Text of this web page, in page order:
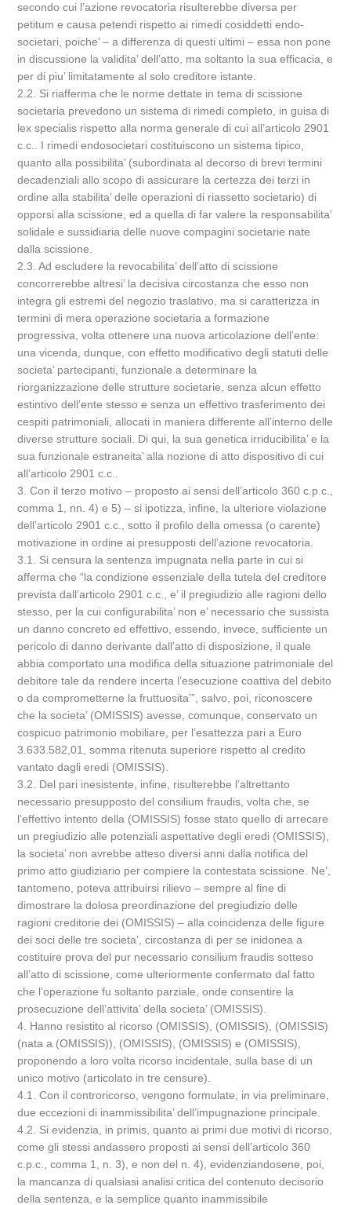
secondo cui l’azione revocatoria risulterebbe diversa per
petitum e causa petendi rispetto ai rimedi cosiddetti endo-
societari, poiche’ – a differenza di questi ultimi – essa non pone
in discussione la validita’ dell’atto, ma soltanto la sua efficacia, e
per di piu’ limitatamente al solo creditore istante.
2.2. Si riafferma che le norme dettate in tema di scissione
societaria prevedono un sistema di rimedi completo, in guisa di
lex specialis rispetto alla norma generale di cui all’articolo 2901
c.c.. I rimedi endosocietari costituiscono un sistema tipico,
quanto alla possibilita’ (subordinata al decorso di brevi termini
decadenziali allo scopo di assicurare la certezza dei terzi in
ordine alla stabilita’ delle operazioni di riassetto societario) di
opporsi alla scissione, ed a quella di far valere la responsabilita’
solidale e sussidiaria delle nuove compagini societarie nate
dalla scissione.
2.3. Ad escludere la revocabilita’ dell’atto di scissione
concorrerebbe altresi’ la decisiva circostanza che esso non
integra gli estremi del negozio traslativo, ma si caratterizza in
termini di mera operazione societaria a formazione
progressiva, volta ottenere una nuova articolazione dell’ente:
una vicenda, dunque, con effetto modificativo degli statuti delle
societa’ partecipanti, funzionale a determinare la
riorganizzazione delle strutture societarie, senza alcun effetto
estintivo dell’ente stesso e senza un effettivo trasferimento dei
cespiti patrimoniali, allocati in maniera differente all’interno delle
diverse strutture sociali. Di qui, la sua genetica irriducibilita’ e la
sua funzionale estraneita’ alla nozione di atto dispositivo di cui
all’articolo 2901 c.c..
3. Con il terzo motivo – proposto ai sensi dell’articolo 360 c.p.c.,
comma 1, nn. 4) e 5) – si ipotizza, infine, la ulteriore violazione
dell’articolo 2901 c.c., sotto il profilo della omessa (o carente)
motivazione in ordine ai presupposti dell’azione revocatoria.
3.1. Si censura la sentenza impugnata nella parte in cui si
afferma che “la condizione essenziale della tutela del creditore
prevista dall’articolo 2901 c.c., e’ il pregiudizio alle ragioni dello
stesso, per la cui configurabilita’ non e’ necessario che sussista
un danno concreto ed effettivo, essendo, invece, sufficiente un
pericolo di danno derivante dall’atto di disposizione, il quale
abbia comportato una modifica della situazione patrimoniale del
debitore tale da rendere incerta l’esecuzione coattiva del debito
o da comprometterne la fruttuosita’”, salvo, poi, riconoscere
che la societa’ (OMISSIS) avesse, comunque, conservato un
cospicuo patrimonio mobiliare, per l’esattezza pari a Euro
3.633.582,01, somma ritenuta superiore rispetto al credito
vantato dagli eredi (OMISSIS).
3.2. Del pari inesistente, infine, risulterebbe l’altrettanto
necessario presupposto del consilium fraudis, volta che, se
l’effettivo intento della (OMISSIS) fosse stato quello di arrecare
un pregiudizio alle potenziali aspettative degli eredi (OMISSIS),
la societa’ non avrebbe atteso diversi anni dalla notifica del
primo atto giudiziario per compiere la contestata scissione. Ne’,
tantomeno, poteva attribuirsi rilievo – sempre al fine di
dimostrare la dolosa preordinazione del pregiudizio delle
ragioni creditorie dei (OMISSIS) – alla coincidenza delle figure
dei soci delle tre societa’, circostanza di per se inidonea a
costituire prova del pur necessario consilium fraudis sotteso
all’atto di scissione, come ulteriormente confermato dal fatto
che l’operazione fu soltanto parziale, onde consentire la
prosecuzione dell’attivita’ della societa’ (OMISSIS).
4. Hanno resistito al ricorso (OMISSIS), (OMISSIS), (OMISSIS)
(nata a (OMISSIS)), (OMISSIS), (OMISSIS) e (OMISSIS),
proponendo a loro volta ricorso incidentale, sulla base di un
unico motivo (articolato in tre censure).
4.1. Con il controricorso, vengono formulate, in via preliminare,
due eccezioni di inammissibilita’ dell’impugnazione principale.
4.2. Si evidenzia, in primis, quanto ai primi due motivi di ricorso,
come gli stessi andassero proposti ai sensi dell’articolo 360
c.p.c., comma 1, n. 3), e non del n. 4), evidenziandosene, poi,
la mancanza di qualsiasi analisi critica del contenuto decisorio
della sentenza, e la semplice quanto inammissibile